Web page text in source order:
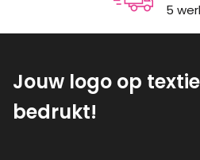
5
Jouw logo op
bedrukt!